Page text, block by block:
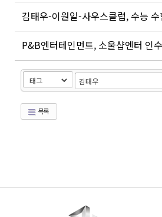
김태우-이원일-사우스클럽, 수능
P&B엔터테인먼트, 소울샵엔터 인
목록